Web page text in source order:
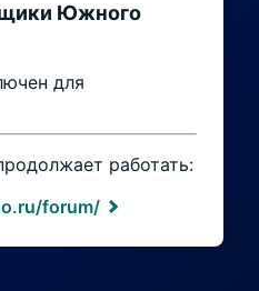
Южного
для
работать:
forum/